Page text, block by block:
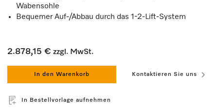
Wabensohle
Bequemer Auf-/Abbau durch das 1-2-Lift-System
2.878,15 € zzgl. MwSt.
In den Warenkorb Kontaktieren Sie uns
In Bestellvorlage aufnehmen